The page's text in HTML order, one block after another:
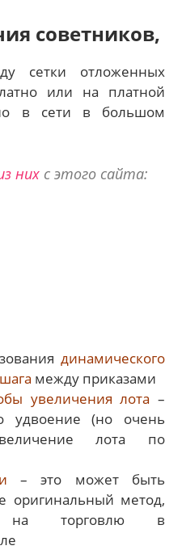
советников,
сетки отложенных
или на платной
в сети в большом
нихс этого сайта:
динамического
между приказами
увеличения лота –
удвоение (но очень
лота по
– это может быть
оригинальный метод,
на торговлю в